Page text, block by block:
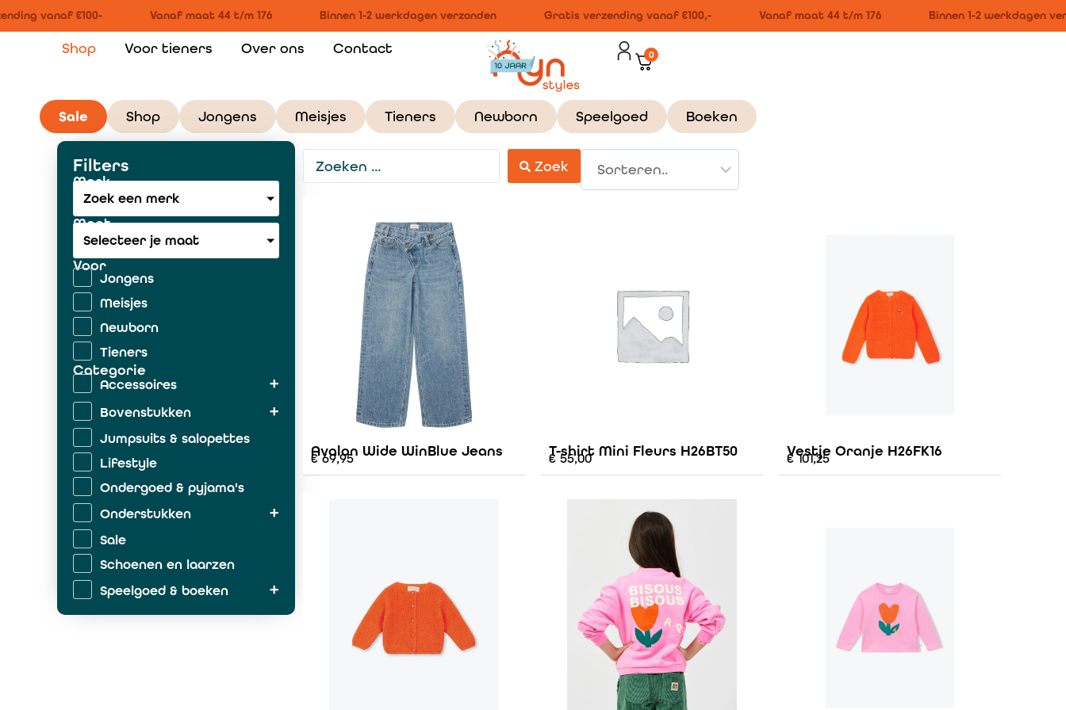
vanaf €100- Vanaf maat 44 t/m 176 Binnen 1-2 werkdagen verzonden Gratis verzending vanaf €100,- Vanaf maat 44 t/m 176 Binnen 1-2 werkdagen
Shop Voor tieners Over ons Contact 0
Sale Shop Jongens Meisjes Tieners Newborn Speelgoed Boeken
Filters
Merk
Zoek een merk
Maat
Selecteer je maat
Voor
Jongens
Meisjes
Newborn
Tieners
Categorie
Accessoires
Bovenstukken
Jumpsuits & salopettes
Lifestyle
Ondergoed & pyjama's
Onderstukken
Sale
Schoenen en laarzen
Speelgoed & boeken
Zwemkleding
Zoek
Avalon Wide WinBlue Jeans
€69,95 T-shirt Mini Fleurs H26BT50
€ 55,00 Vestje Oranje H26FK16
€101,25